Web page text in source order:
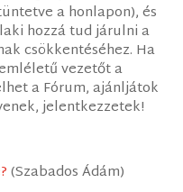
a honlapon), és
hozzá tud járulni a
csökkentéséhez. Ha
vezetőt a
a Fórum, ajánljátok
jelentkezzetek!
(Szabados Ádám)